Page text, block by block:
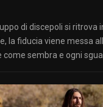
di discepoli si
la fiducia viene messa
come sembra e ogni